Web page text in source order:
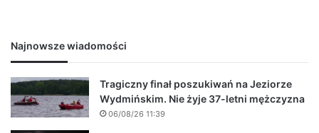
Najnowsze wiadomości
Tragiczny finał poszukiwań na Jeziorze
Wydmińskim. Nie żyje 37-letni mężczyzna
06/08/26 11:39